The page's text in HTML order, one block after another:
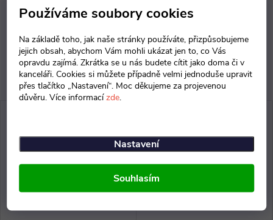
Používáme soubory cookies
Na základě toho, jak naše stránky používáte, přizpůsobujeme
jejich obsah, abychom Vám mohli ukázat jen to, co Vás
opravdu zajímá. Zkrátka se u nás budete cítit jako doma či v
kanceláři. Cookies si můžete případně velmi jednoduše upravit
přes tlačítko „Nastavení“. Moc děkujeme za projevenou
důvěru. Více informacízde.
Nastavení
Souhlasím